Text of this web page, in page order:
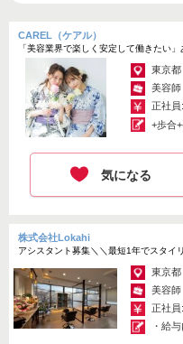
CAREL（ケアル）
「美容業界で楽しく安定して働きたい
東京都
美容師
正社員
気になる
株式会社Lokahi
アシスタント募集＼＼最短1年でスタイ
東京都
美容師
正社員